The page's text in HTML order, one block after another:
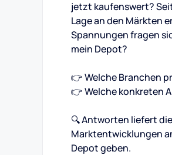
jetzt kaufenswert?
Lage an den Märkten
Spannungen fragen
mein Depot?
👉 Welche Branchen
👉 Welche konkreten
🔍 Antworten liefert
Marktentwicklungen
Depot geben.